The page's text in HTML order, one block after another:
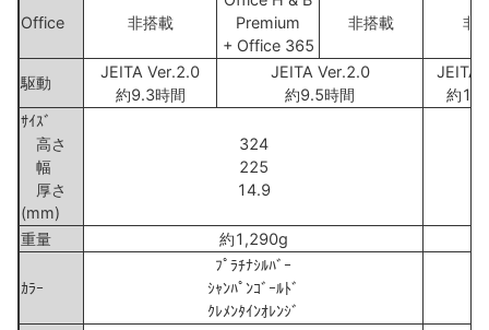
Office 非搭載
Premium
+ Office 365
非搭載 非
駆動
JEITA Ver.2.0
約9.3時間
JEITA Ver.2.0
約9.5時間
JEITA
約
ｻｲｽﾞ
高さ
幅
厚さ
(mm)
324
225
14.9
重量 約1,290g
ｶﾗｰ
ﾌﾟﾗﾁﾅｼﾙﾊﾞｰ
ｼｬﾝﾊﾟﾝｺﾞｰﾙﾄﾞ
ｸﾚﾒﾝﾀｲﾝｵﾚﾝｼﾞ